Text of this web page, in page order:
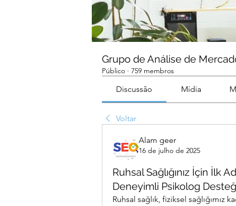
Grupo de Análise de
Público · 759 membros
Discussão Mídia
Voltar
Alam geer
16 de julho de 2025
Ruhsal Sağlığınız İçin İlk
Deneyimli Psikolog
Ruhsal sağlık, fiziksel sağlığımız